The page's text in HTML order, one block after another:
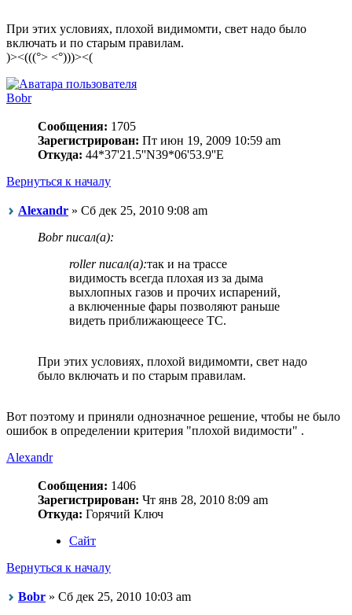
При этих условиях, плохой видимомти, свет надо было
включать и по старым правилам.
)><(((°> <°)))><(
Bobr
Сообщения: 1705
Зарегистрирован: Пт июн 19, 2009 10:59 am
Откуда: 44*37'21.5''N39*06'53.9''E
Вернуться к началу
Alexandr » Сб дек 25, 2010 9:08 am
Bobr писал(а):
roller писал(а):так и на трассе
видимость всегда плохая из за дыма
выхлопных газов и прочих испарений,
а включенные фары позволяют раньше
видеть приближающеесе ТС.
При этих условиях, плохой видимомти, свет надо
было включать и по старым правилам.
Вот поэтому и приняли однозначное решение, чтобы не было
ошибок в определении критерия "плохой видимости" .
Alexandr
Сообщения: 1406
Зарегистрирован: Чт янв 28, 2010 8:09 am
Откуда: Горячий Ключ
Сайт
Вернуться к началу
Bobr » Сб дек 25, 2010 10:03 am